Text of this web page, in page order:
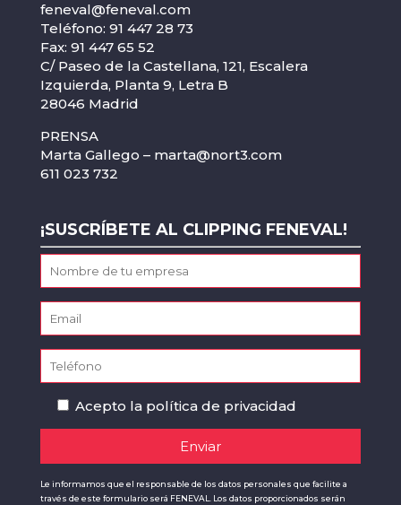
feneval@feneval.com
Teléfono: 91 447 28 73
Fax: 91 447 65 52
C/ Paseo de la Castellana, 121, Escalera
Izquierda, Planta 9, Letra B
28046 Madrid
PRENSA
Marta Gallego – marta@nort3.com
611 023 732
¡SUSCRÍBETE AL CLIPPING FENEVAL!
Acepto la política de privacidad
Le informamos que el responsable de los datos personales que facilite a
través de este formulario será FENEVAL. Los datos proporcionados serán